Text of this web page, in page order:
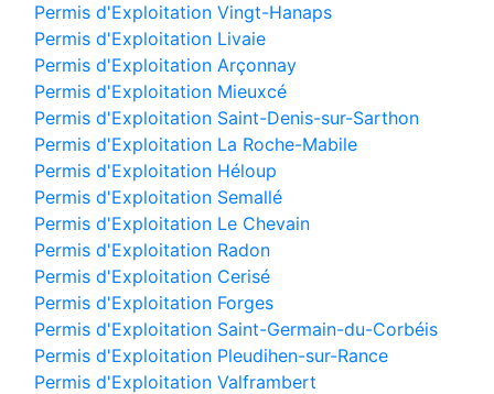
Permis d'Exploitation Vingt-Hanaps
Permis d'Exploitation Livaie
Permis d'Exploitation Arçonnay
Permis d'Exploitation Mieuxcé
Permis d'Exploitation Saint-Denis-sur-Sarthon
Permis d'Exploitation La Roche-Mabile
Permis d'Exploitation Héloup
Permis d'Exploitation Semallé
Permis d'Exploitation Le Chevain
Permis d'Exploitation Radon
Permis d'Exploitation Cerisé
Permis d'Exploitation Forges
Permis d'Exploitation Saint-Germain-du-Corbéis
Permis d'Exploitation Pleudihen-sur-Rance
Permis d'Exploitation Valframbert